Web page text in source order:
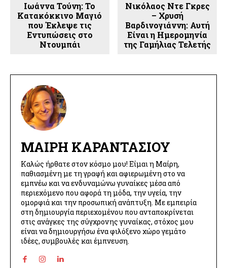
Ιωάννα Τούνη: Το
Κατακόκκινο Μαγιό
που Έκλεψε τις
Εντυπώσεις στο
Ντουμπάι
Νικόλαος Ντε Γκρες
– Χρυσή
Βαρδινογιάννη: Αυτή
Είναι η Ημερομηνία
της Γαμήλιας Τελετής
ΜΑΊΡΗ ΚΑΡΑΝΤΆΣΙΟΥ
Καλώς ήρθατε στον κόσμο μου! Είμαι η Μαίρη,
παθιασμένη με τη γραφή και αφιερωμένη στο να
εμπνέω και να ενδυναμώνω γυναίκες μέσα από
περιεχόμενο που αφορά τη μόδα, την υγεία, την
ομορφιά και την προσωπική ανάπτυξη. Με εμπειρία
στη δημιουργία περιεχομένου που ανταποκρίνεται
στις ανάγκες της σύγχρονης γυναίκας, στόχος μου
είναι να δημιουργήσω ένα φιλόξενο χώρο γεμάτο
ιδέες, συμβουλές και έμπνευση.